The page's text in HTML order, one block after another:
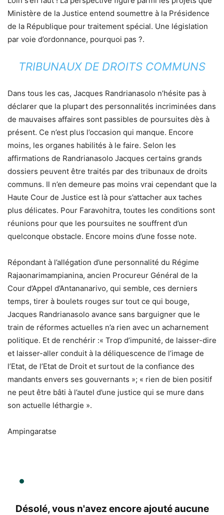
Ministère de la Justice entend soumettre à la Présidence
de la République pour traitement spécial. Une législation
par voie d’ordonnance, pourquoi pas ?.
TRIBUNAUX DE DROITS COMMUNS
Dans tous les cas, Jacques Randrianasolo n’hésite pas à
déclarer que la plupart des personnalités incriminées dans
de mauvaises affaires sont passibles de poursuites dès à
présent. Ce n’est plus l’occasion qui manque. Encore
moins, les organes habilités à le faire. Selon les
affirmations de Randrianasolo Jacques certains grands
dossiers peuvent être traités par des tribunaux de droits
communs. Il n’en demeure pas moins vrai cependant que la
Haute Cour de Justice est là pour s’attacher aux taches
plus délicates. Pour Faravohitra, toutes les conditions sont
réunions pour que les poursuites ne souffrent d’un
quelconque obstacle. Encore moins d’une fosse note.
Répondant à l’allégation d’une personnalité du Régime
Rajaonarimampianina, ancien Procureur Général de la
Cour d’Appel d’Antananarivo, qui semble, ces derniers
temps, tirer à boulets rouges sur tout ce qui bouge,
Jacques Randrianasolo avance sans barguigner que le
train de réformes actuelles n’a rien avec un acharnement
politique. Et de renchérir :« Trop d’impunité, de laisser-dire
et laisser-aller conduit à la déliquescence de l’image de
l’Etat, de l’Etat de Droit et surtout de la confiance des
mandants envers ses gouvernants »; « rien de bien positif
ne peut être bâti à l’autel d’une justice qui se mure dans
son actuelle léthargie ».
Ampingaratse
Désolé, vous n'avez encore ajouté aucune